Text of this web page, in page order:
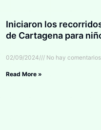
Iniciaron los
de Cartagena para
02/09/2024 No hay comentarios
Read More »